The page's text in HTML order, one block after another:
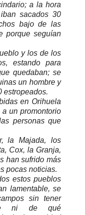
a la hora
sacados 30
bajo de las
porque seguían
y los de los
estando para
quedaban; se
un hombre y
estropeados.
en Orihuela
un promontorio
personas que
la Majada, los
Cox, la Granja,
han sufrido más
pocas noticias.
estos pueblos
lamentable, se
sin tener
ni de qué